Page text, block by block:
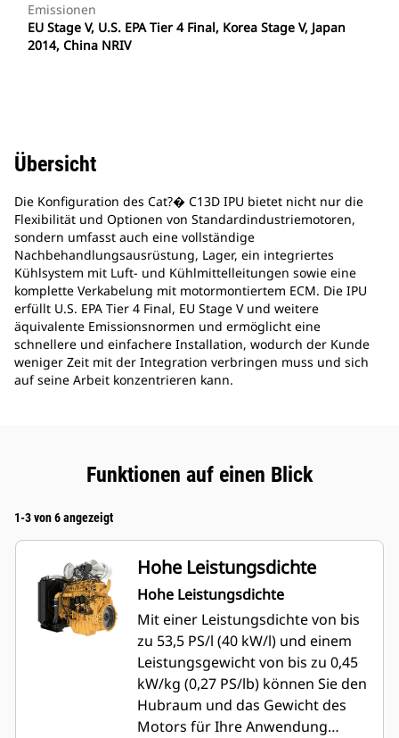
Emissionen
EU Stage V, U.S. EPA Tier 4 Final, Korea Stage V, Japan
2014, China NRIV
Übersicht
Die Konfiguration des Cat?� C13D IPU bietet nicht nur die
Flexibilität und Optionen von Standardindustriemotoren,
sondern umfasst auch eine vollständige
Nachbehandlungsausrüstung, Lager, ein integriertes
Kühlsystem mit Luft- und Kühlmittelleitungen sowie eine
komplette Verkabelung mit motormontiertem ECM. Die IPU
erfüllt U.S. EPA Tier 4 Final, EU Stage V und weitere
äquivalente Emissionsnormen und ermöglicht eine
schnellere und einfachere Installation, wodurch der Kunde
weniger Zeit mit der Integration verbringen muss und sich
auf seine Arbeit konzentrieren kann.
Funktionen auf einen Blick
1-3 von 6 angezeigt
Hohe Leistungsdichte
Hohe Leistungsdichte
Mit einer Leistungsdichte von bis
zu 53,5 PS/l (40 kW/l) und einem
Leistungsgewicht von bis zu 0,45
kW/kg (0,27 PS/lb) können Sie den
Hubraum und das Gewicht des
Motors für Ihre Anwendung